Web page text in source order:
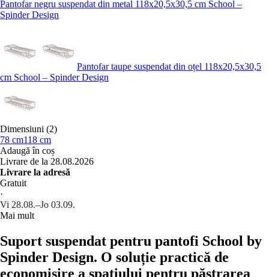
Pantofar negru suspendat din metal 118x20,5x30,5 cm School –
Spinder Design
Pantofar taupe suspendat din oțel 118x20,5x30,5
cm School – Spinder Design
Dimensiuni (2)
78 cm118 cm
Adaugă în coș
Livrare de la 28.08.2026
Livrare la adresă
Gratuit
·
Vi 28.08.–Jo 03.09.
Mai mult
Suport suspendat pentru pantofi School by
Spinder Design. O soluție practică de
economisire a spațiului pentru păstrarea